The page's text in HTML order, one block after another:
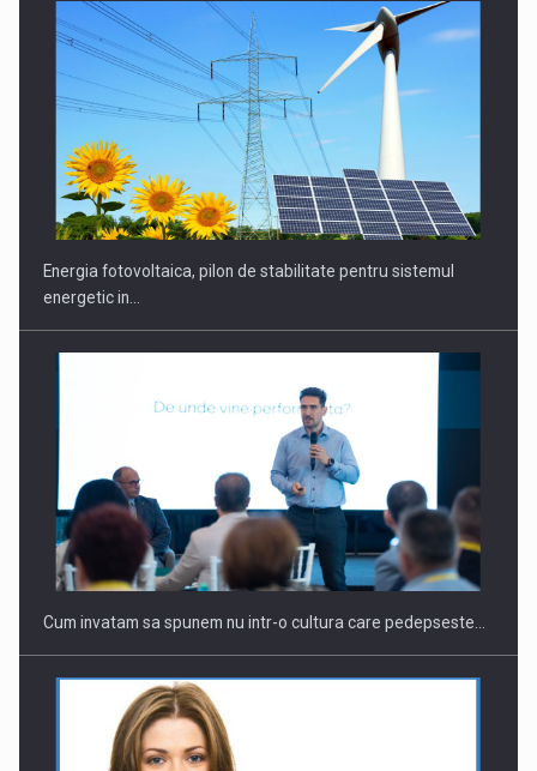
Energia fotovoltaica, pilon de stabilitate pentru sistemul
energetic in…
Cum invatam sa spunem nu intr-o cultura care pedepseste…